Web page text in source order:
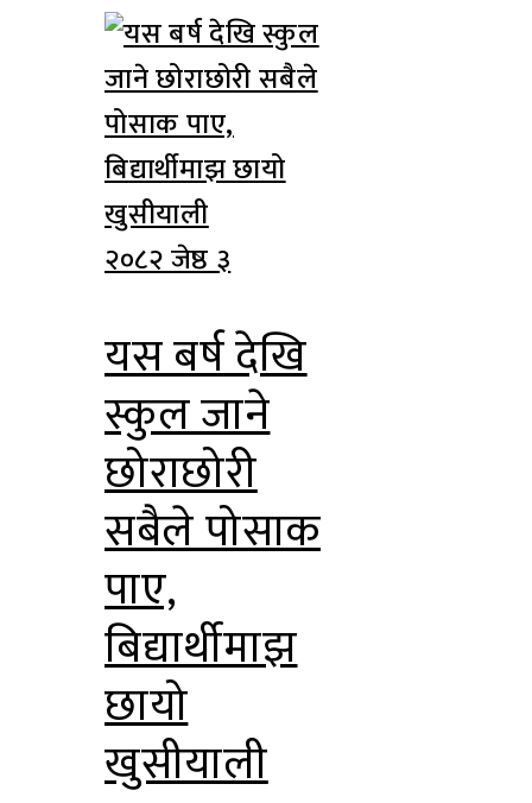
२०८२ जेष्ठ ३
यस बर्ष देखि
स्कुल जाने
छोराछोरी
सबैले पोसाक
पाए,
बिद्यार्थीमाझ
छायो
खुसीयाली